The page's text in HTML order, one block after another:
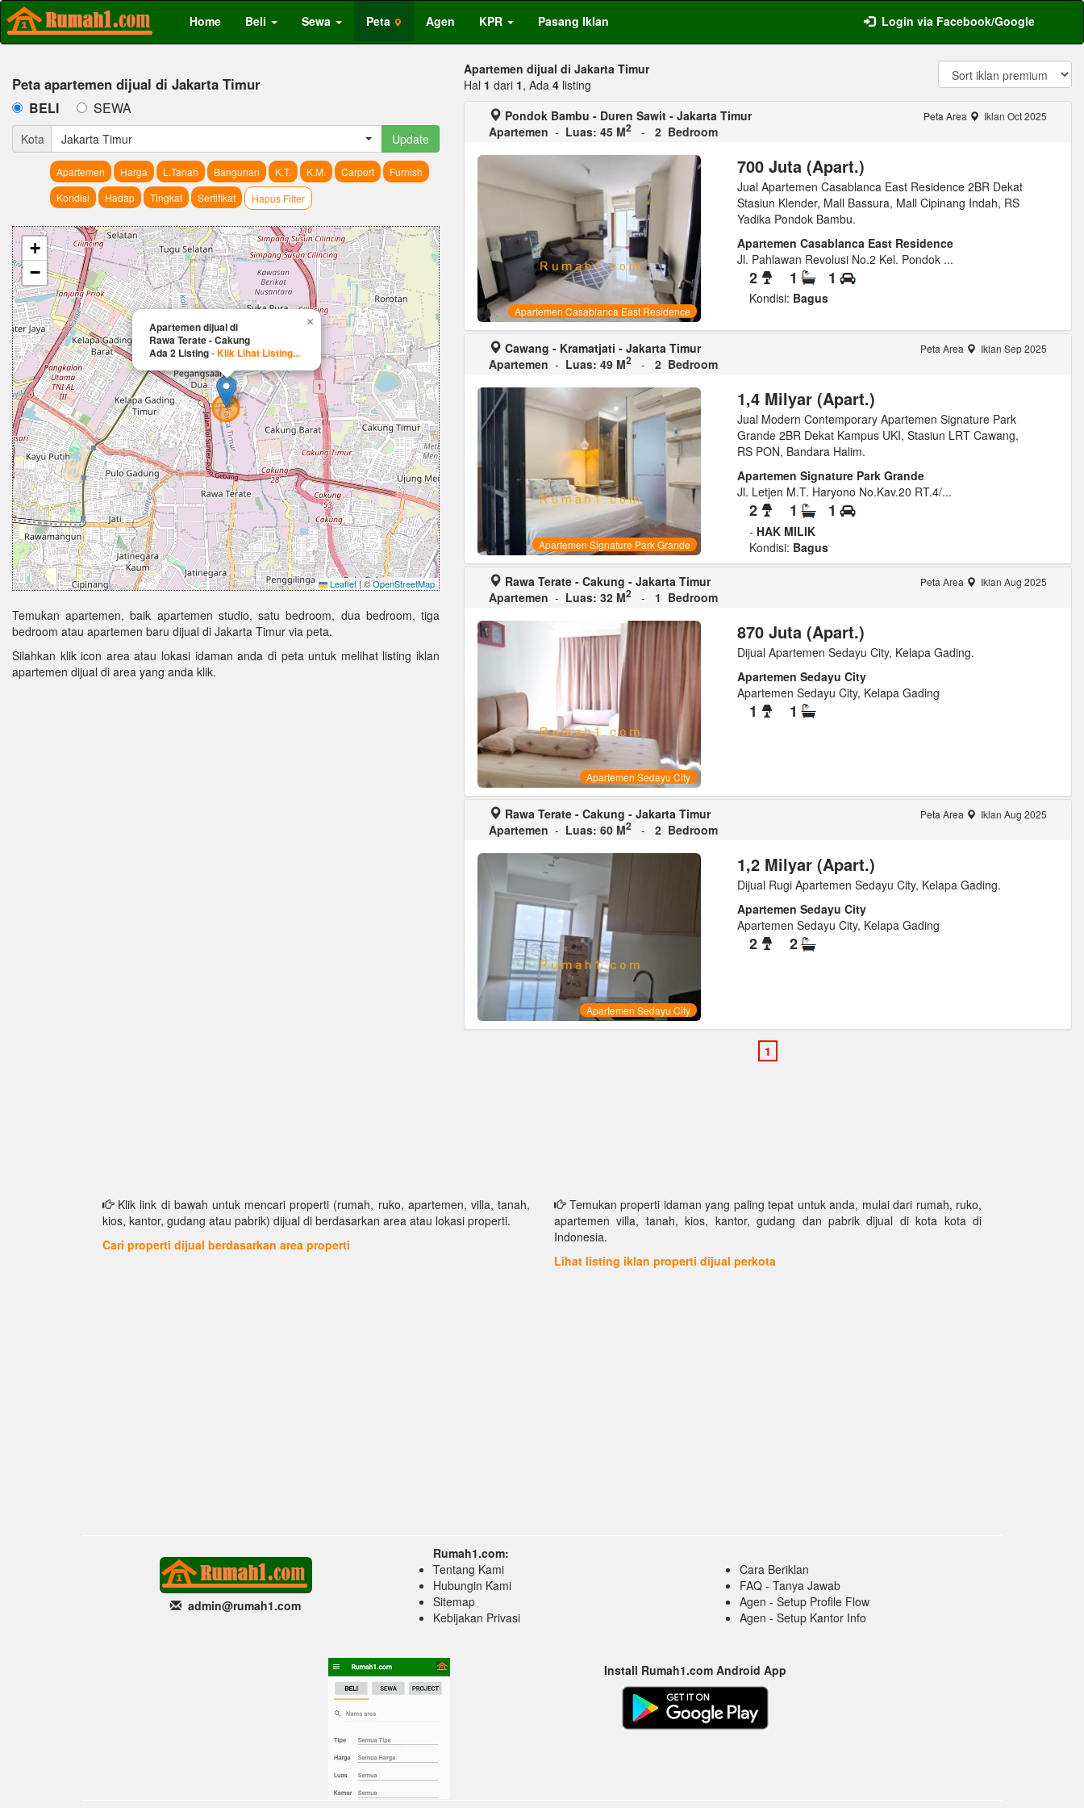
Home Beli Sewa Peta Agen KPR Pasang Iklan Login via Facebook/Google
Peta apartemen dijual di Jakarta Timur
BELI SEWA
Kota Jakarta Timur Update
Apartemen Harga L.Tanah Bangunan K.T. K.M. Carport
Furnish
Kondisi
Hadap Tingkat Sertifikat Hapus Filter
Apartemen dijual di
Rawa Terate - Cakung
Ada 2 Listing-Klik Lihat Listing...
×
+
−
Leaflet|©OpenStreetMap
Temukan apartemen, baik apartemen studio, satu bedroom, dua bedroom, tiga
bedroom atau apartemen baru dijual di Jakarta Timur via peta.
Silahkan klik icon area atau lokasi idaman anda di peta untuk melihat listing iklan
apartemen dijual di area yang anda klik.
Apartemen dijual di Jakarta Timur
Hal 1 dari 1, Ada 4 listing
Pondok Bambu - Duren Sawit - Jakarta Timur
Apartemen - Luas: 45 M2 - 2 Bedroom
Peta Area Iklan Oct 2025
Apartemen Casablanca East Residence
700 Juta (Apart.)
Jual Apartemen Casablanca East Residence 2BR Dekat
Stasiun Klender, Mall Bassura, Mall Cipinang Indah, RS
Yadika Pondok Bambu.
Apartemen Casablanca East Residence
Jl. Pahlawan Revolusi No.2 Kel. Pondok ...
2 1 1
Kondisi: Bagus
Cawang - Kramatjati - Jakarta Timur
Apartemen - Luas: 49 M2 - 2 Bedroom
Peta Area Iklan Sep 2025
Apartemen Signature Park Grande
1,4 Milyar (Apart.)
Jual Modern Contemporary Apartemen Signature Park
Grande 2BR Dekat Kampus UKI, Stasiun LRT Cawang,
RS PON, Bandara Halim.
Apartemen Signature Park Grande
Jl. Letjen M.T. Haryono No.Kav.20 RT.4/...
2 1 1
- HAK MILIK
Kondisi: Bagus
Rawa Terate - Cakung - Jakarta Timur
Apartemen - Luas: 32 M2 - 1 Bedroom
Peta Area Iklan Aug 2025
Apartemen Sedayu City
870 Juta (Apart.)
Dijual Apartemen Sedayu City, Kelapa Gading.
Apartemen Sedayu City
Apartemen Sedayu City, Kelapa Gading
1 1
Rawa Terate - Cakung - Jakarta Timur
Apartemen - Luas: 60 M2 - 2 Bedroom
Peta Area Iklan Aug 2025
Apartemen Sedayu City
1,2 Milyar (Apart.)
Dijual Rugi Apartemen Sedayu City, Kelapa Gading.
Apartemen Sedayu City
Apartemen Sedayu City, Kelapa Gading
2 2
Klik link di bawah untuk mencari properti (rumah, ruko, apartemen, villa, tanah,
kios, kantor, gudang atau pabrik) dijual di berdasarkan area atau lokasi properti.
Cari properti dijual berdasarkan area properti
Temukan properti idaman yang paling tepat untuk anda, mulai dari rumah, ruko,
apartemen villa, tanah, kios, kantor, gudang dan pabrik dijual di kota kota di
Indonesia.
Lihat listing iklan properti dijual perkota
admin@rumah1.com
Rumah1.com:
Tentang Kami
Hubungin Kami
Sitemap
Kebijakan Privasi
Cara Beriklan
FAQ - Tanya Jawab
Agen - Setup Profile Flow
Agen - Setup Kantor Info
Install Rumah1.com Android App